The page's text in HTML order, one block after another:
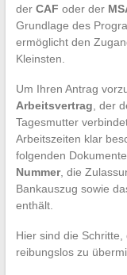
der CAF oder der
Grundlage des
ermöglicht den
Kleinsten.
Um Ihren Antrag
Arbeitsvertrag , der
Tagesmutter
Arbeitszeiten klar
folgenden
Nummer, die
Bankauszug sowie
enthält.
Hier sind die
reibungslos zu